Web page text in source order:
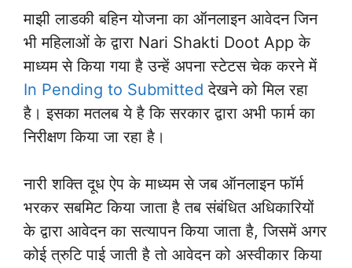
माझी लाडकी बहिन योजना का ऑनलाइन आवेदन जिन
भी महिलाओं के द्वारा Nari Shakti Doot App के
माध्यम से किया गया है उन्हें अपना स्टेटस चेक करने में
In Pending to Submitted देखने को मिल रहा
है। इसका मतलब ये है कि सरकार द्वारा अभी फार्म का
निरीक्षण किया जा रहा है।
नारी शक्ति दूध ऐप के माध्यम से जब ऑनलाइन फॉर्म
भरकर सबमिट किया जाता है तब संबंधित अधिकारियों
के द्वारा आवेदन का सत्यापन किया जाता है, जिसमें अगर
कोई त्रुटि पाई जाती है तो आवेदन को अस्वीकार किया